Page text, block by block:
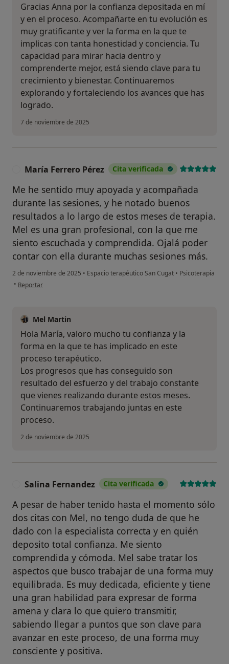
Gracias Anna por la confianza depositada en mí
y en el proceso. Acompañarte en tu evolución es
muy gratificante y ver la forma en la que te
implicas con tanta honestidad y conciencia. Tu
capacidad para mirar hacia dentro y
comprenderte mejor, está siendo clave para tu
crecimiento y bienestar. Continuaremos
explorando y fortaleciendo los avances que has
logrado.
7 de noviembre de 2025
María Ferrero Pérez Cita verificada
Me he sentido muy apoyada y acompañada
durante las sesiones, y he notado buenos
resultados a lo largo de estos meses de terapia.
Mel es una gran profesional, con la que me
siento escuchada y comprendida. Ojalá poder
contar con ella durante muchas sesiones más.
2 de noviembre de 2025 • Espacio terapéutico San Cugat • Psicoterapia
• en opinión del usuario María Ferrero Pérez
Reportar
Mel Martin
Hola María, valoro mucho tu confianza y la
forma en la que te has implicado en este
proceso terapéutico.
Los progresos que has conseguido son
resultado del esfuerzo y del trabajo constante
que vienes realizando durante estos meses.
Continuaremos trabajando juntas en este
proceso.
2 de noviembre de 2025
Salina Fernandez Cita verificada
A pesar de haber tenido hasta el momento sólo
dos citas con Mel, no tengo duda de que he
dado con la especialista correcta y en quién
deposito total confianza. Me siento
comprendida y cómoda. Mel sabe tratar los
aspectos que busco trabajar de una forma muy
equilibrada. Es muy dedicada, eficiente y tiene
una gran habilidad para expresar de forma
amena y clara lo que quiero transmitir,
sabiendo llegar a puntos que son clave para
avanzar en este proceso, de una forma muy
consciente y positiva.